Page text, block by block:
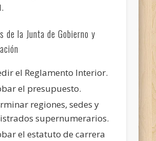
de la Junta de Gobierno y
el Reglamento Interior.
el presupuesto.
regiones, sedes y
supernumerarios.
el estatuto de carrera